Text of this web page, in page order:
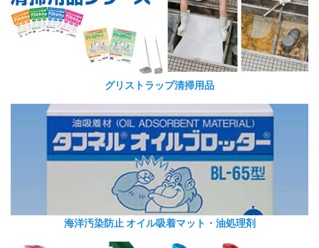
グリストラップ清掃用品
海洋汚染防止 オイル吸着マット・油処理剤